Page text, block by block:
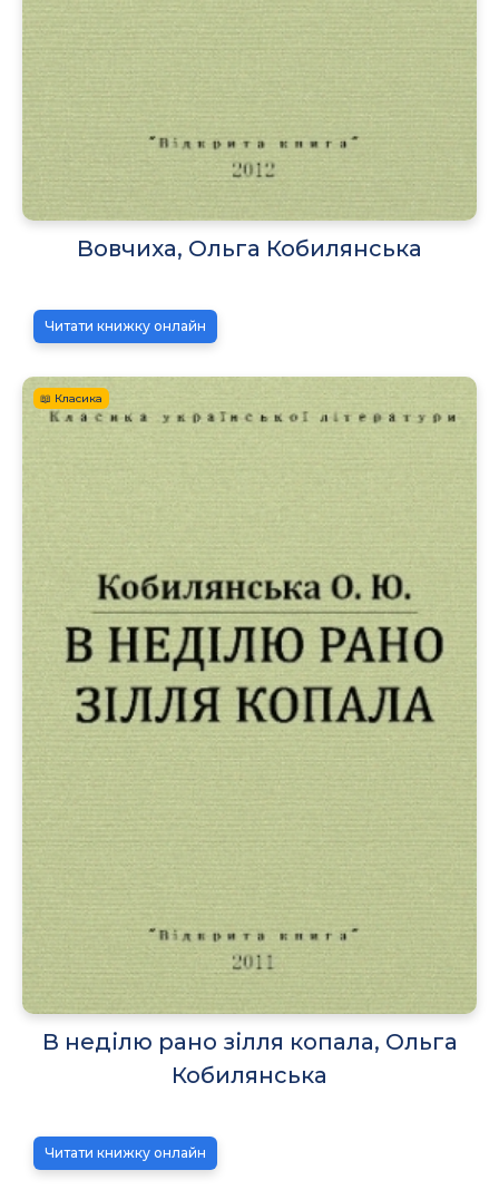
Вовчиха, Ольга Кобилянська
Читати книжку онлайн
📖 Класика
В неділю рано зілля копала, Ольга
Кобилянська
Читати книжку онлайн